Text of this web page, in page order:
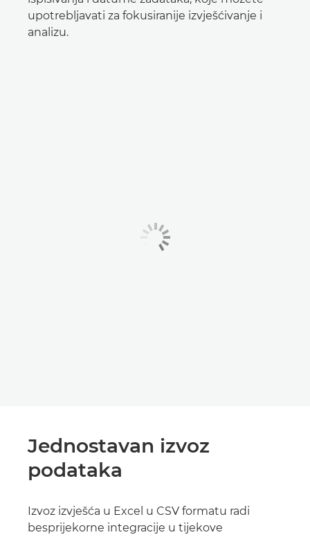
upotrebljavati za fokusiranije izvješćivanje i
analizu.
Jednostavan izvoz
podataka
Izvoz izvješća u Excel u CSV formatu radi
besprijekorne integracije u tijekove